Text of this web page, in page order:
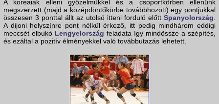
A koreaiak elleni győzelmükkel és a csoportkörben ellenünk
megszerzett (majd a középdöntőkörbe továbbhozott) egy pontjukkal
összesen 3 ponttal állt az utolsó itteni forduló előtt Spanyolország.
A dijoni helyszínre pont nélkül érkező, itt pedig mindhárom eddigi
meccsét elbukó Lengyelország feladata így mindössze a szépítés,
és ezáltal a pozitív élményekkel való továbbutazás lehetett.